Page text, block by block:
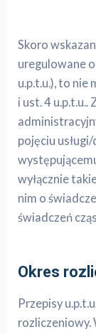
Skoro
uregulowane
u.p.t.u.), to nie
i ust. 4
pojęciu
wyłącznie
nim o
świadczeń
Okres
Przepisy
rozliczeniowy.